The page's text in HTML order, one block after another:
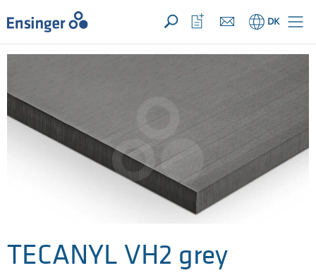
Din forespørgsel ({{productCount}} ProdukterÅbn
Hjem DK
Åbn
favoritliste
TECANYL VH2 grey